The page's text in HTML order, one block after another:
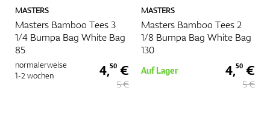
MASTERS
Masters Bamboo Tees 3
1/4 Bumpa Bag White Bag
85
normalerweise
1-2 wochen
4,50 €
5 €
MASTERS
Masters Bamboo Tees 2
1/8 Bumpa Bag White Bag
130
Auf Lager 4,50 €
5 €